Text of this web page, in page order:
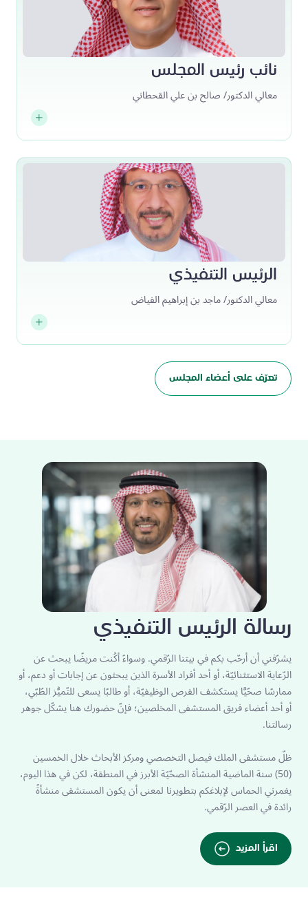
نائب رئيس المجلس
معالي الدكتور/ صالح بن علي القحطاني
الرئيس التنفيذي
معالي الدكتور/ ماجد بن إبراهيم الفياض
تعرّف على أعضاء المجلس
رسالة الرئيس التنفيذي
يشرّفني أن أرحّب بكم في بيتنا الرّقمي. وسواءً أكُنت مريضًا يبحث عن
الرّعاية الاستثنائيّة، أو أحد أفراد الأسرة الذين يبحثون عن إجابات أو دعم، أو
ممارسًا صحّيًّا يستكشف الفرص الوظيفيّة، أو طالبًا يسعى للتّميُّز الطّبّي،
أو أحد أعضاء فريق المستشفى المخلصين؛ فإنّ حضورك هنا يشكّل جوهر
رسالتنا.
ظلّ مستشفى الملك فيصل التخصصي ومركز الأبحاث خلال الخمسين
(50) سنة الماضية المنشأة الصحّيّة الأبرز في المنطقة، لكن في هذا اليوم،
يغمرني الحماس لإبلاغكم بتطويرنا لمعنى أن يكون المستشفى منشأةً
رائدة في العصر الرّقمي.
اقرأ المزيد